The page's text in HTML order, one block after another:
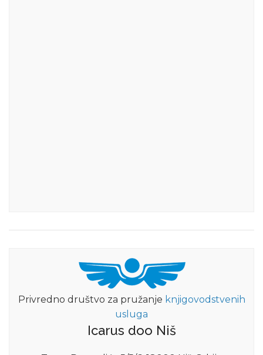
Privredno društvo za pružanje knjigovodstvenih
usluga
Icarus doo Niš